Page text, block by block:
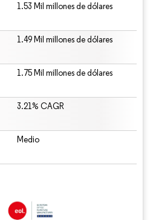
1.53 Mil millones de dólares
1.49 Mil millones de dólares
1.75 Mil millones de dólares
3.21% CAGR
Medio
uso requiere atribución según CC BY 4.0.